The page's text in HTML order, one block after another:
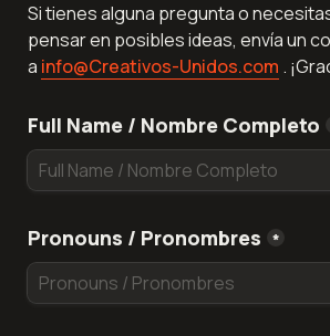
Si tienes alguna pregunta o
pensar en posibles ideas, envía un
a info@Creativos-Unidos.com .
Full Name / Nombre Completo
Pronouns / Pronombres *